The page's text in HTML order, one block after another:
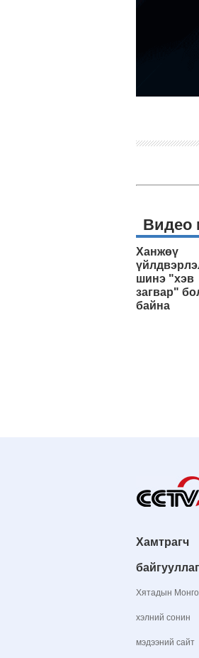
Видео
Ханжөү
шинэ "хэв
загвар"
байна
Хамтрагч
Хятадын
хэлний сонин
мэдээний сайт